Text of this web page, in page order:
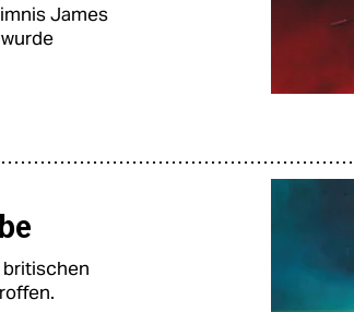
James
britischen